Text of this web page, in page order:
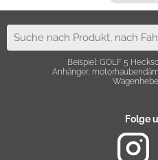
Beispiel: GOLF 5
Anhänger,
Folge